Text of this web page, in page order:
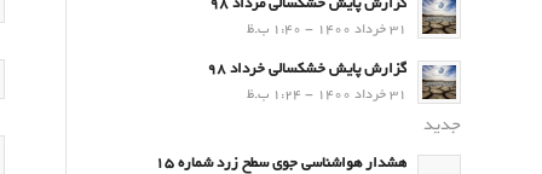
گزارش پایش خشکسالی مرداد 98
31 خرداد 1400 - 1:40 ب.ظ
گزارش پایش خشکسالی خرداد 98
31 خرداد 1400 - 1:24 ب.ظ
جدید
هشدار هواشناسی جوی سطح زرد شماره 15